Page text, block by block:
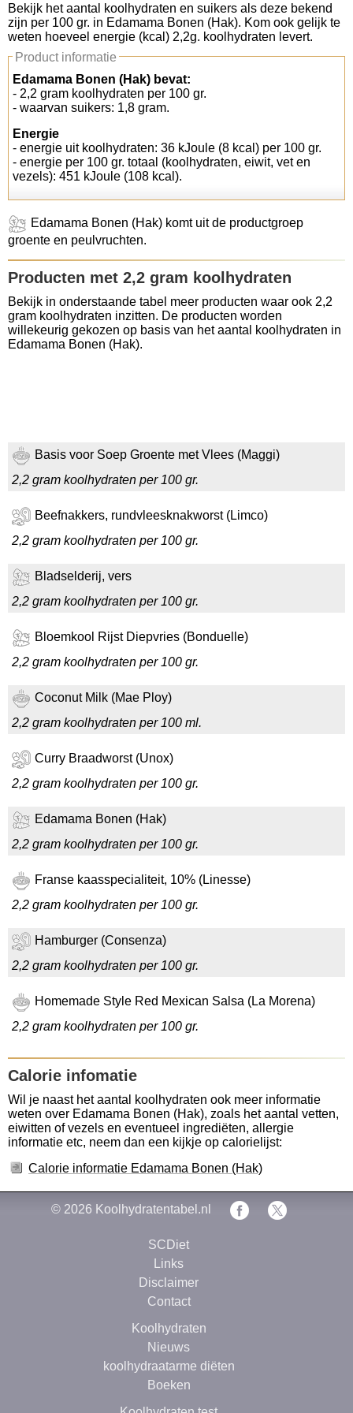
Koolhydraten tellen
Links
Bekijk het aantal koolhydraten en suikers als deze bekend
zijn per 100 gr. in Edamama Bonen (Hak). Kom ook gelijk te
weten hoeveel energie (kcal) 2,2g. koolhydraten levert.
Product informatie
Edamama Bonen (Hak) bevat:
- 2,2 gram koolhydraten per 100 gr.
- waarvan suikers: 1,8 gram.
Energie
- energie uit koolhydraten: 36 kJoule (8 kcal) per 100 gr.
- energie per 100 gr. totaal (koolhydraten, eiwit, vet en
vezels): 451 kJoule (108 kcal).
Edamama Bonen (Hak) komt uit de productgroep
groente en peulvruchten.
Producten met 2,2 gram koolhydraten
Bekijk in onderstaande tabel meer producten waar ook 2,2
gram koolhydraten inzitten. De producten worden
willekeurig gekozen op basis van het aantal koolhydraten in
Edamama Bonen (Hak).
Basis voor Soep Groente met Vlees (Maggi)
2,2 gram koolhydraten per 100 gr.
Beefnakkers, rundvleesknakworst (Limco)
2,2 gram koolhydraten per 100 gr.
Bladselderij, vers
2,2 gram koolhydraten per 100 gr.
Bloemkool Rijst Diepvries (Bonduelle)
2,2 gram koolhydraten per 100 gr.
Coconut Milk (Mae Ploy)
2,2 gram koolhydraten per 100 ml.
Curry Braadworst (Unox)
2,2 gram koolhydraten per 100 gr.
Edamama Bonen (Hak)
2,2 gram koolhydraten per 100 gr.
Franse kaasspecialiteit, 10% (Linesse)
2,2 gram koolhydraten per 100 gr.
Hamburger (Consenza)
2,2 gram koolhydraten per 100 gr.
Homemade Style Red Mexican Salsa (La Morena)
2,2 gram koolhydraten per 100 gr.
Calorie infomatie
Wil je naast het aantal koolhydraten ook meer informatie
weten over Edamama Bonen (Hak), zoals het aantal vetten,
eiwitten of vezels en eventueel ingrediëten, allergie
informatie etc, neem dan een kijkje op calorielijst:
Calorie informatie Edamama Bonen (Hak)
© 2026 Koolhydratentabel.nl
SCDiet
Links
Disclaimer
Contact
Koolhydraten
Nieuws
koolhydraatarme diëten
Boeken